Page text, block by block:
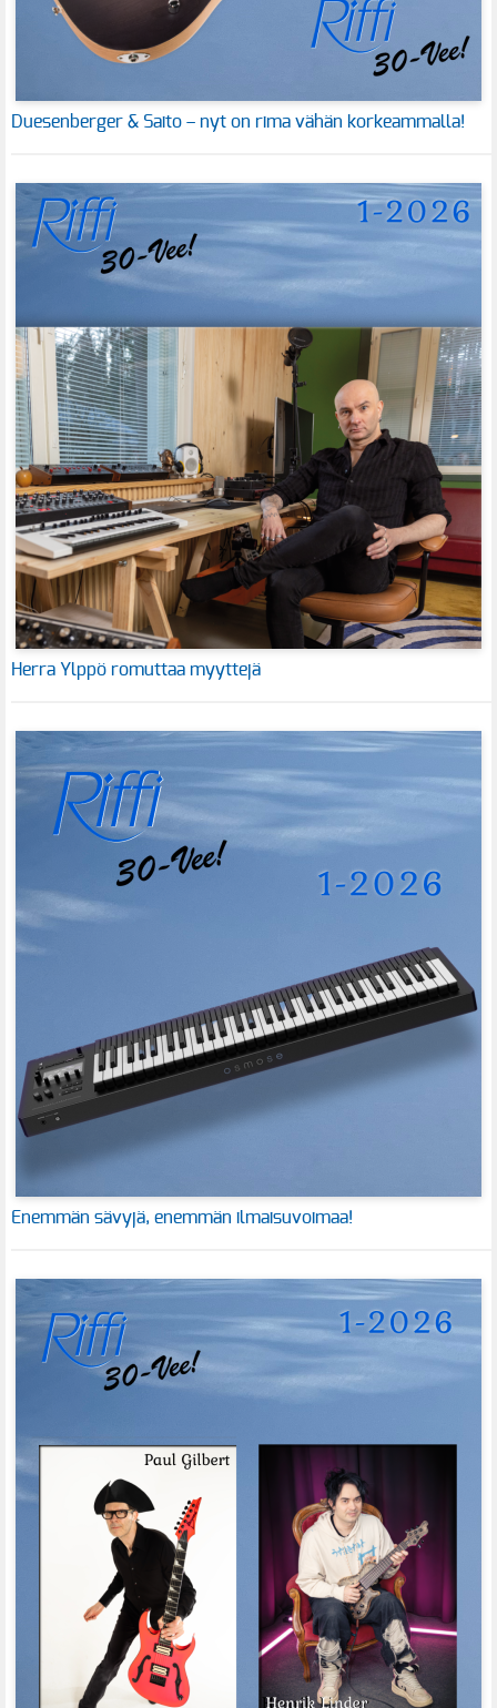
Duesenberger & Saito – nyt on rima vähän korkeammalla!
Herra Ylppö romuttaa myyttejä
Enemmän sävyjä, enemmän ilmaisuvoimaa!